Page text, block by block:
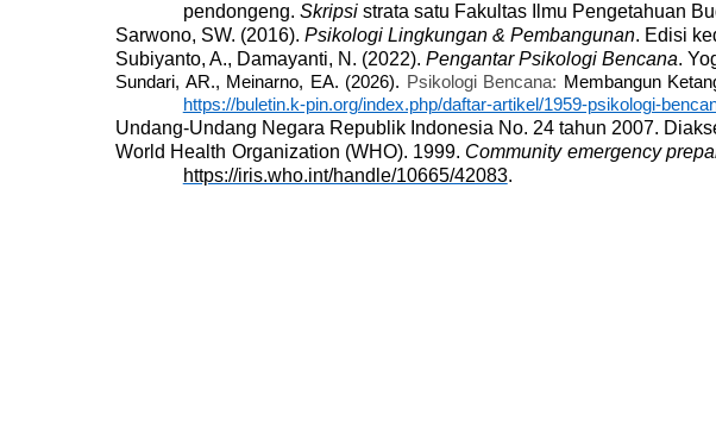
pendongeng. Skripsistrata satu Fakultas Ilmu Pengetahuan
Sarwono, SW. (2016). Psikologi Lingkungan & Pembangunan. Edisi
Subiyanto, A., Damayanti, N. (2022). Pengantar Psikologi Bencana.
Sundari, AR., Meinarno, EA. (2026). Psikologi Bencana: Membangun
https://buletin.k-pin.org/index.php/daftar-artikel/1959-psikologi-
Undang-Undang Negara Republik Indonesia No. 24 tahun 2007.
World Health Organization (WHO). 1999. Community emergency
https://iris.who.int/handle/10665/42083.